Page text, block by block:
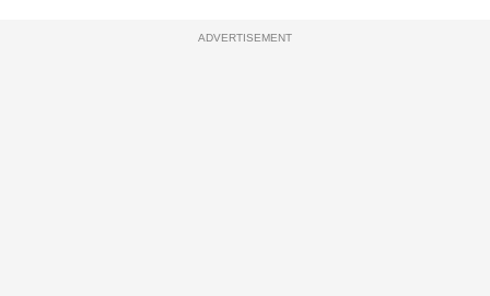
ADVERTISEMENT